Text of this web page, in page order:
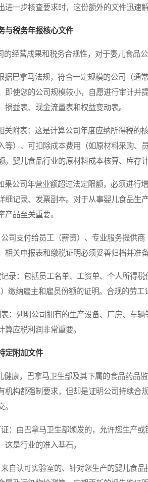
进一步核查要求时，这份额外的文件迅速
与税务年报核心文件
营成果和税务合规性，对于婴儿食品公
巴拿马法规，符合一定规模的公司（通
即使您的公司规模较小，自愿进行审计并
益表、现金流量表和权益变动表。
附表：这是计算公司年度应纳所得税的
等）、可扣除成本费用（如原材料采购、
。婴儿食品行业的原材料成本核算、库存
公司年营业额超过法定限额，必须进行
细记录、发票副本。对于从事婴儿食品生
品至关重要。
支付给员工（薪资）、专业服务提供商
关申报表和缴税证明必须妥善归档并准备
：包括员工名单、工资单、个人所得税
）缴纳雇主和雇员份额的证明。合规的劳
列明公司拥有的生产设备、厂房、车辆
算应税利润非常重要。
定附加文件
康，巴拿马卫生部及其下属的食品药品
机构都强制要求，但却是证明公司持续合
由巴拿马卫生部颁发的，允许您生产或
是行业的准入基石。
认可实验室的、针对您生产的婴儿食品